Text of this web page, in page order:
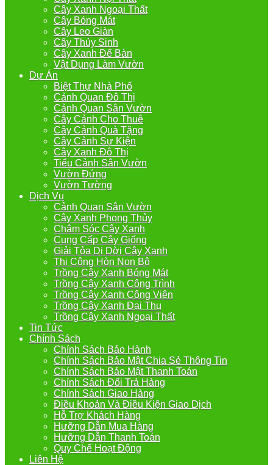
Cây Xanh Ngoại Thất
Cây Bóng Mát
Cây Leo Giàn
Cây Thủy Sinh
Cây Xanh Để Bàn
Vật Dụng Làm Vườn
Dự Án
Biệt Thự Nhà Phố
Cảnh Quan Đô Thị
Cảnh Quan Sân Vườn
Cây Cảnh Cho Thuê
Cây Cảnh Quà Tặng
Cây Cảnh Sự Kiện
Cây Xanh Đô Thị
Tiểu Cảnh Sân Vườn
Vườn Đứng
Vườn Tường
Dịch Vụ
Cảnh Quan Sân Vườn
Cây Xanh Phong Thủy
Chắm Sóc Cây Xanh
Cung Cấp Cây Giống
Giải Tỏa Di Dời Cây Xanh
Thi Công Hòn Non Bộ
Trồng Cây Xanh Bóng Mát
Trồng Cây Xanh Công Trình
Trồng Cây Xanh Công Viên
Trồng Cây Xanh Đại Thụ
Trồng Cây Xanh Ngoại Thất
Tin Tức
Chính Sách
Chính Sách Bảo Hành
Chính Sách Bảo Mật Chia Sẻ Thông Tin
Chính Sách Bảo Mật Thanh Toán
Chính Sách Đổi Trả Hàng
Chính Sách Giao Hàng
Điều Khoản Và Điều Kiện Giao Dịch
Hỗ Trợ Khách Hàng
Hưỡng Dẫn Mua Hàng
Hưỡng Dẫn Thanh Toán
Quy Chế Hoạt Động
Liên Hệ